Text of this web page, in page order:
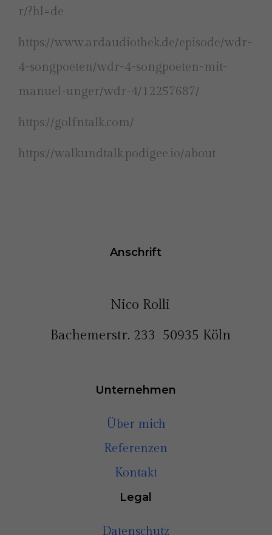
r/?hl=de⁠
⁠https://www.ardaudiothek.de/episode/wdr-
4-songpoeten/wdr-4-songpoeten-mit-
manuel-unger/wdr-4/12257687/⁠
https://golfntalk.com/
https://walkundtalk.podigee.io/about
Anschrift
Nico Rolli
Bachemerstr. 233 50935 Köln
Unternehmen
Über mich
Referenzen
Kontakt
Legal
Datenschutz